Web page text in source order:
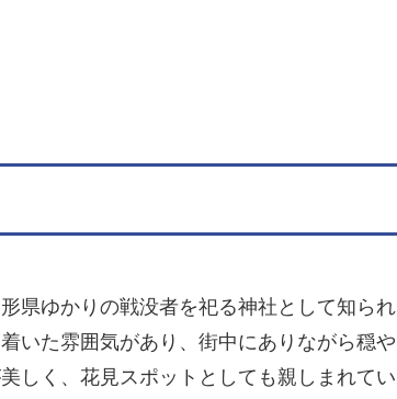
県ゆかりの戦没者を祀る神社として知られ
いた雰囲気があり、街中にありながら穏や
しく、花見スポットとしても親しまれてい